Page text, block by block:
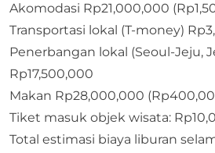
Akomodasi Rp21,000,000
Transportasi lokal (T-money)
Penerbangan lokal (Seoul-Jeju,
Rp17,500,000
Makan Rp28,000,000
Tiket masuk objek wisata:
Total estimasi biaya liburan